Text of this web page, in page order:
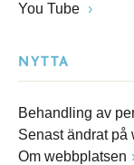
You Tube
NYTTA
Behandling av
Senast ändrat på
Om webbplatsen